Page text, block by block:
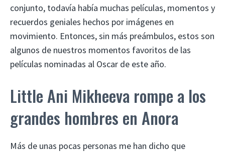
conjunto, todavía había muchas películas, momentos y
recuerdos geniales hechos por imágenes en
movimiento. Entonces, sin más preámbulos, estos son
algunos de nuestros momentos favoritos de las
películas nominadas al Oscar de este año.
Little Ani Mikheeva rompe a los
grandes hombres en Anora
Más de unas pocas personas me han dicho que